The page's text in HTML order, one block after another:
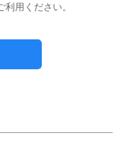
用ください。